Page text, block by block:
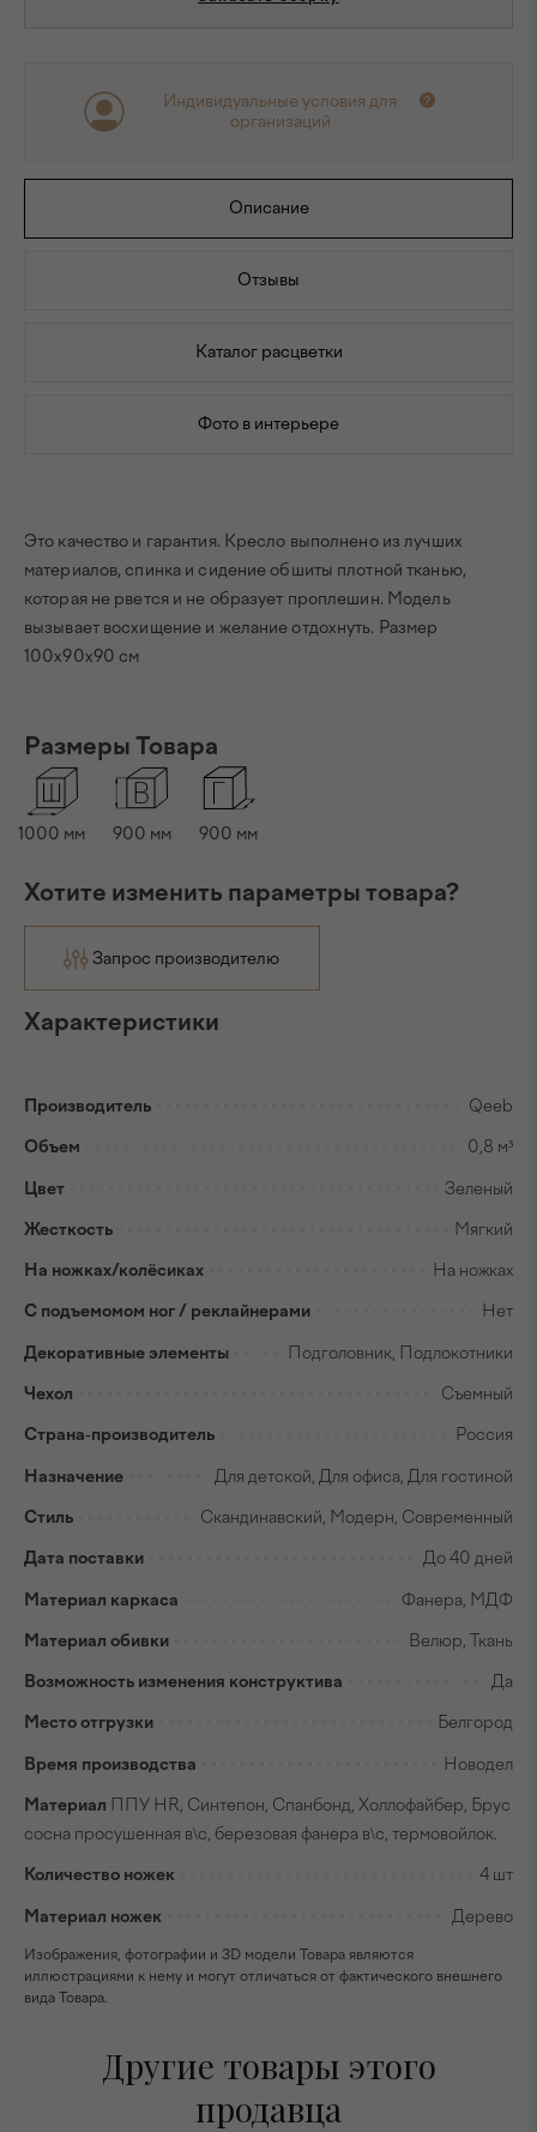
Индивидуальные условия для
организаций
Описание
Отзывы
Каталог расцветки
Фото в интерьере
Это качество и гарантия. Кресло выполнено из лучших
материалов, спинка и сидение обшиты плотной тканью,
которая не рвется и не образует проплешин. Модель
вызывает восхищение и желание отдохнуть. Размер
100x90x90 см
Размеры Товара
1000 мм 900 мм 900 мм
Хотите изменить параметры товара?
Запрос производителю
Характеристики
Производитель Qeeb
Объем 0,8 м³
Цвет Зеленый
Жесткость Мягкий
На ножках/колёсиках На ножках
С подъемомом ног / реклайнерами Нет
Декоративные элементы Подголовник, Подлокотники
Чехол Съемный
Страна-производитель Россия
Назначение Для детской, Для офиса, Для гостиной
Стиль Скандинавский, Модерн, Современный
Дата поставки До 40 дней
Материал каркаса Фанера, МДФ
Материал обивки Велюр, Ткань
Возможность изменения конструктива Да
Место отгрузки Белгород
Время производства Новодел
Материал ППУ HR, Синтепон, Спанбонд, Холлофайбер, Брус
сосна просушенная в\с, березовая фанера в\с, термовойлок.
Количество ножек 4 шт
Материал ножек Дерево
Изображения, фотографии и 3D модели Товара являются
иллюстрациями к нему и могут отличаться от фактического внешнего
вида Товара.
Другие товары этого
продавца